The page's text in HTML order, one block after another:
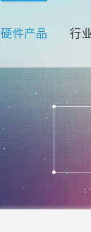
硬件产品 行